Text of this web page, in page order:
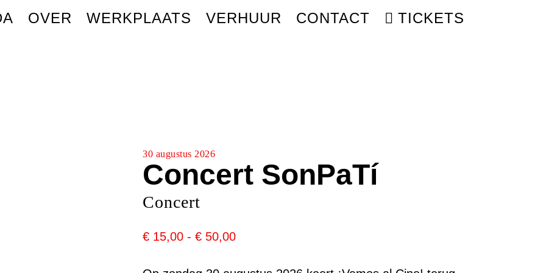
OVER WERKPLAATS VERHUUR CONTACT TICKETS
30 augustus 2026
Concert SonPaTí
Concert
€ 15,00 - € 50,00PRIJSKLASSE: